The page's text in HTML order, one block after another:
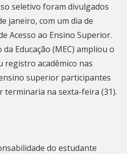
seletivo foram divulgados
janeiro, com um dia de
Acesso ao Ensino Superior.
Educação (MEC) ampliou o
registro acadêmico nas
superior participantes
terminaria na sexta-feira (31).
do estudante